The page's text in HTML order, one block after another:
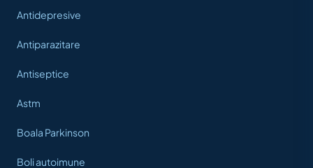
Antidepresive
Antiparazitare
Antiseptice
Astm
Boala Parkinson
Boli autoimune